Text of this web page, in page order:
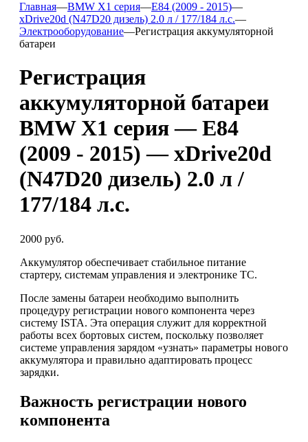
Главная—BMW X1 серия—E84 (2009 - 2015)—
xDrive20d (N47D20 дизель) 2.0 л / 177/184 л.с.—
Электрооборудование—Регистрация аккумуляторной
батареи
Регистрация
аккумуляторной батареи
BMW X1 серия — E84
(2009 - 2015) — xDrive20d
(N47D20 дизель) 2.0 л /
177/184 л.с.
2000 руб.
Аккумулятор обеспечивает стабильное питание
стартеру, системам управления и электронике ТС.
После замены батареи необходимо выполнить
процедуру регистрации нового компонента через
систему ISTA. Эта операция служит для корректной
работы всех бортовых систем, поскольку позволяет
системе управления зарядом «узнать» параметры нового
аккумулятора и правильно адаптировать процесс
зарядки.
Важность регистрации нового
компонента